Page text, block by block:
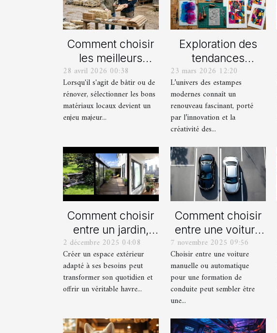
Comment choisir
les meilleurs
matériaux locaux
pour votre maison
?
28 avril 2026 00:38
Lorsqu'il s'agit de bâtir ou de
rénover, sélectionner les bons
matériaux locaux devient un
enjeu majeur...
Exploration des
tendances
actuelles en
estampes
modernes
23 mars 2026 12:20
L’univers des estampes
modernes connaît un
renouveau fascinant, porté
par l’innovation et la
créativité des...
Comment choisir
entre un jardin,
une terrasse et un
balcon pour votre
espace extérieur ?
2 décembre 2025 04:08
Créer un espace extérieur
adapté à ses besoins peut
transformer son quotidien et
offrir un véritable havre...
Comment choisir
entre une voiture
manuelle ou
automatique pour
votre formation de
conduite ?
7 novembre 2025 09:56
Choisir entre une voiture
manuelle ou automatique
pour une formation de
conduite peut sembler être
une...